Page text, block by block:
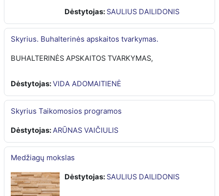
Dėstytojas: SAULIUS DAILIDONIS
Skyrius. Buhalterinės apskaitos tvarkymas.
BUHALTERINĖS APSKAITOS TVARKYMAS,
Dėstytojas:VIDA ADOMAITIENĖ
Skyrius Taikomosios programos
Dėstytojas:ARŪNAS VAIČIULIS
Medžiagų mokslas
Dėstytojas: SAULIUS DAILIDONIS